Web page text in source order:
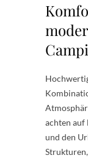
achten auf
und den